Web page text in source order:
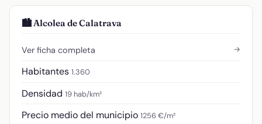
🏙️ Alcolea de Calatrava
Ver ficha completa →
Habitantes 1.360
Densidad 19 hab/km²
Precio medio del municipio 1256 €/m²